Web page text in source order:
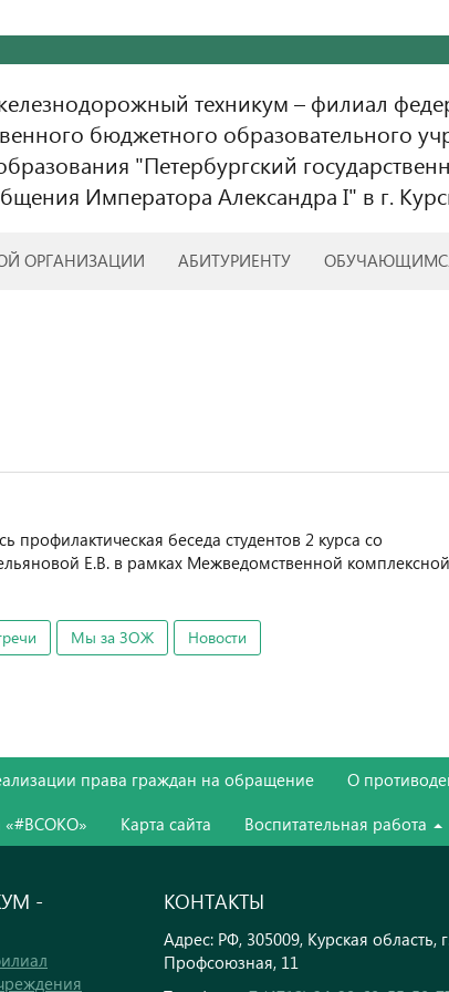
техникум – филиал
бюджетного образовательного
"Петербургский
Императора Александра I" в г.
ОРГАНИЗАЦИИ АБИТУРИЕНТУ
профилактическая беседа студентов 2 курса со
Е.В. в рамках Межведомственной комплексной
Мы за ЗОЖ
Новости
права граждан на обращение О
«#ВСОКО» Карта сайта Воспитательная работа
- КОНТАКТЫ
Адрес: РФ, 305009, Курская область,
Профсоюзная, 11